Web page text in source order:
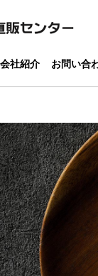
会社紹介 お問い合